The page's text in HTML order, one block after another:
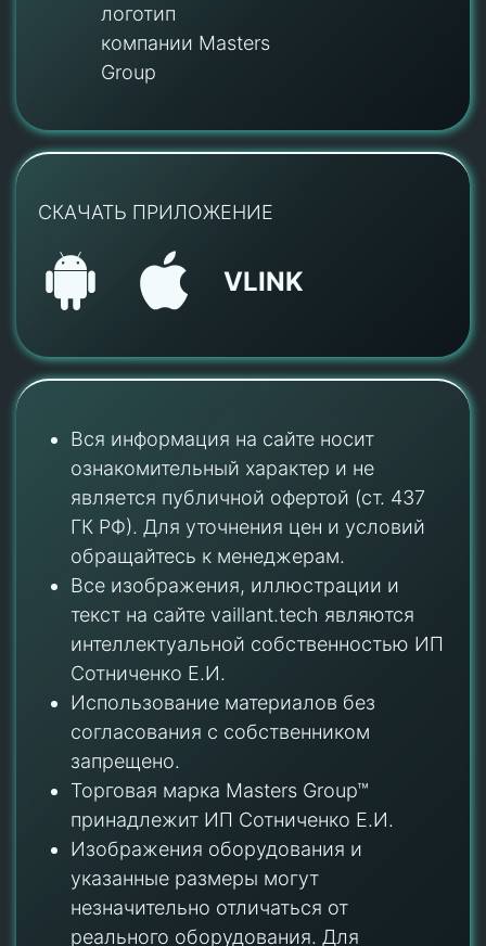
логотип
компании Masters
Group
СКАЧАТЬ ПРИЛОЖЕНИЕ
VLINK
Вся информация на сайте носит
ознакомительный характер и не
является публичной офертой (ст. 437
ГК РФ). Для уточнения цен и условий
обращайтесь к менеджерам.
Все изображения, иллюстрации и
текст на сайте vaillant.tech являются
интеллектуальной собственностью ИП
Сотниченко Е.И.
Использование материалов без
согласования с собственником
запрещено.
Торговая марка Masters Group™
принадлежит ИП Сотниченко Е.И.
Изображения оборудования и
указанные размеры могут
незначительно отличаться от
реального оборудования. Для